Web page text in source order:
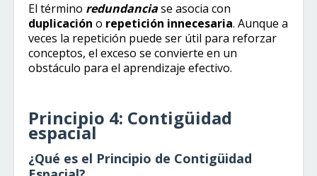
El término redundanciase asocia con
duplicación o repetición innecesaria. Aunque a
veces la repetición puede ser útil para reforzar
conceptos, el exceso se convierte en un
obstáculo para el aprendizaje efectivo.
Principio 4: Contigüidad
espacial
¿Qué es el Principio de Contigüidad